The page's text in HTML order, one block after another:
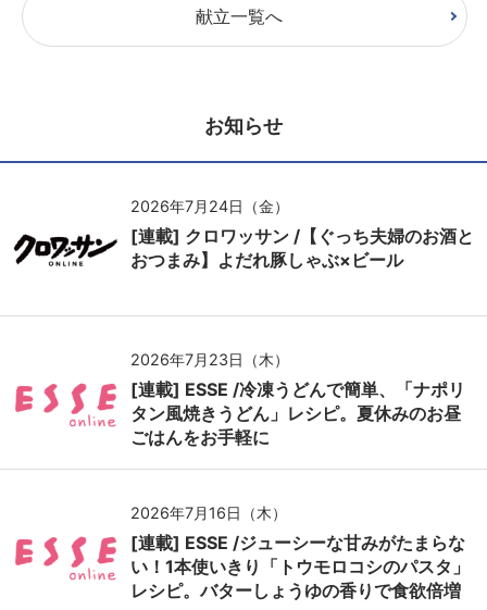
献立一覧へ
お知らせ
2026年7月24日（金）
[連載] クロワッサン /【ぐっち夫婦のお酒と
おつまみ】よだれ豚しゃぶ×ビール
2026年7月23日（木）
[連載] ESSE /冷凍うどんで簡単、「ナポリ
タン風焼きうどん」レシピ。夏休みのお昼
ごはんをお手軽に
2026年7月16日（木）
[連載] ESSE /ジューシーな甘みがたまらな
い！1本使いきり「トウモロコシのパスタ」
レシピ。バターしょうゆの香りで食欲倍増